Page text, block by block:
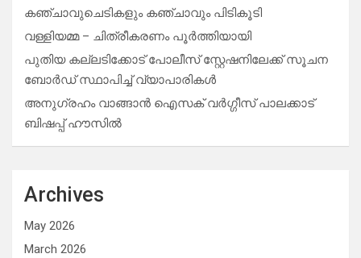
കഞ്ചാവുചെടികളും കഞ്ചാവും പിടികൂടി
വള്ളിയമ്മ – ചിത്രീകരണം പൂർത്തിയായി
പുതിയ കല്ലടിക്കോട് പോലീസ് സ്റ്റേഷനിലേക്ക് സൂചന
ബോർഡ് സ്ഥാപിച്ച് വ്യാപാരികൾ
അനുഗ്രഹം വാങ്ങാൻ ഐസക് വര്‍ഗ്ഗീസ് പാലക്കാട്
ബിഷപ്പ് ഹൗസില്‍
Archives
May 2026
March 2026